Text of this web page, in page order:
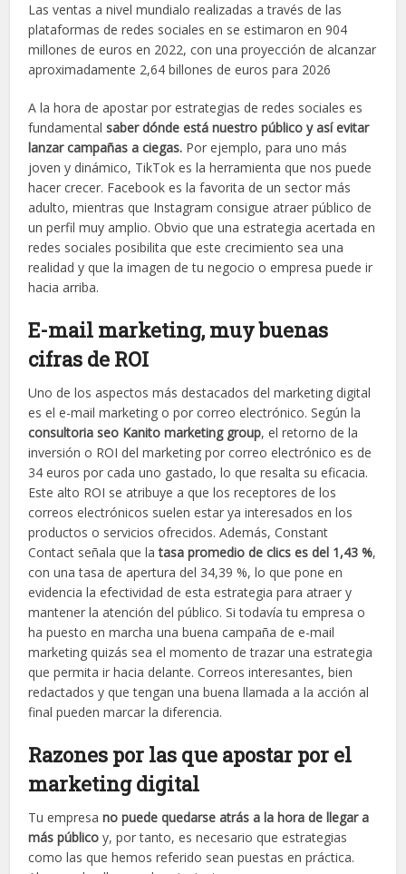
Las ventas a nivel mundialo realizadas a través de las
plataformas de redes sociales en se estimaron en 904
millones de euros en 2022, con una proyección de alcanzar
aproximadamente 2,64 billones de euros para 2026​
A la hora de apostar por estrategias de redes sociales es
fundamentalsaber dónde está nuestro público y así evitar
lanzar campañas a ciegas. Por ejemplo, para uno más
joven y dinámico, TikTok es la herramienta que nos puede
hacer crecer. Facebook es la favorita de un sector más
adulto, mientras que Instagram consigue atraer público de
un perfil muy amplio. ​Obvio que una estrategia acertada en
redes sociales posibilita que este crecimiento sea una
realidad y que la imagen de tu negocio o empresa puede ir
hacia arriba.
E-mail marketing, muy buenas
cifras de ROI
Uno de los aspectos más destacados del marketing digital
es el e-mail marketing o por correo electrónico. Según la
consultoria seo Kanito marketing group, el retorno de la
inversión o ROI del marketing por correo electrónico es de
34 euros por cada uno gastado, lo que resalta su eficacia.
Este alto ROI se atribuye a que los receptores de los
correos electrónicos suelen estar ya interesados en los
productos o servicios ofrecidos​​. Además, Constant
Contact señala que latasa promedio de clics es del 1,43 %,
con una tasa de apertura del 34,39 %, lo que pone en
evidencia la efectividad de esta estrategia para atraer y
mantener la atención del público. Si todavía tu empresa o
ha puesto en marcha una buena campaña de e-mail
marketing quizás sea el momento de trazar una estrategia
que permita ir hacia delante. Correos interesantes, bien
redactados y que tengan una buena llamada a la acción al
final pueden marcar la diferencia.
Razones por las que apostar por el
marketing digital
Tu empresa no puede quedarse atrás a la hora de llegar a
más público y, por tanto, es necesario que estrategias
como las que hemos referido sean puestas en práctica.